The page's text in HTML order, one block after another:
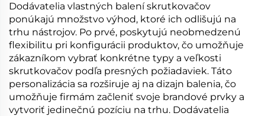
Dodávatelia vlastných balení skrutkovačov
ponúkajú množstvo výhod, ktoré ich odlišujú na
trhu nástrojov. Po prvé, poskytujú neobmedzenú
flexibilitu pri konfigurácii produktov, čo umožňuje
zákazníkom vybrať konkrétne typy a veľkosti
skrutkovačov podľa presných požiadaviek. Táto
personalizácia sa rozširuje aj na dizajn balenia, čo
umožňuje firmám začleniť svoje brandové prvky a
vytvoriť jedinečnú pozíciu na trhu. Dodávatelia